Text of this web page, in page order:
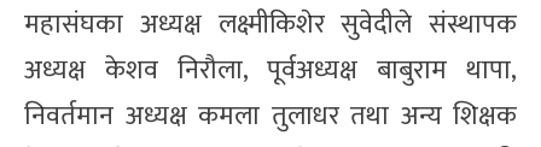
महासंघका अध्यक्ष लक्ष्मीकिशेर सुवेदीले संस्थापक
अध्यक्ष केशव निरौला, पूर्वअध्यक्ष बाबुराम थापा,
निवर्तमान अध्यक्ष कमला तुलाधर तथा अन्य शिक्षक